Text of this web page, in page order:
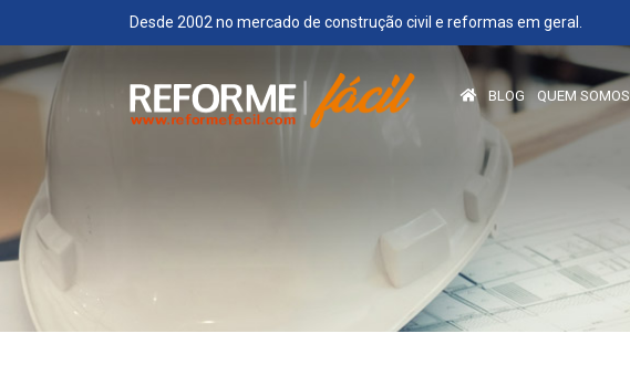
Desde 2002 no mercado de construção civil e reformas em geral.
BLOG QUEM SOMOS